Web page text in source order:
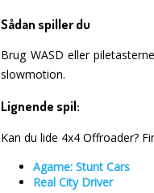
Sådan spiller du
Brug WASD eller
slowmotion.
Lignende spil:
Kan du lide 4x4 Offroader?
Agame: Stunt Cars
Real City Driver